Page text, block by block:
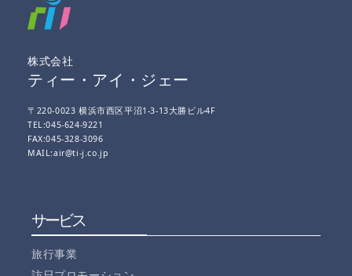
株式会社
ティー・アイ・ジェー
〒220-0023 横浜市西区平沼1-3-13大勝ビル4F
TEL:045-624-9221
FAX:045-328-3096
MAIL:air@ti-j.co.jp
サービス
旅行事業